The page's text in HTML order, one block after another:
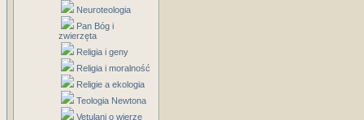
Neuroteologia
Pan Bóg i
zwierzęta
Religia i geny
Religia i moralność
Religie a ekologia
Teologia Newtona
Vetulani o wierze